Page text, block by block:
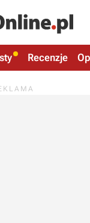
Recenzje